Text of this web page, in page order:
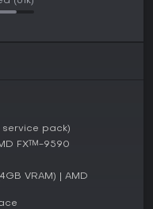
Modi umfassen
Stunt Races auf
Varianten oder
Treffen, während
Imperien via
Zugriff auf über 40
service pack)
FX™-9590
VRAM) | AMD